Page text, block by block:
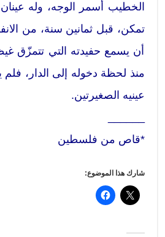
الخطيب أسمر الوجه، وله
تمكن، قبل ثمانين سنة، من
أن يسمع حفيدته التي تتمزّق
منذ لحظة دخوله إلى الدار، فلم
عينيه الصغيرتين.
*قاص من فلسطين
شارك هذا الموضوع: